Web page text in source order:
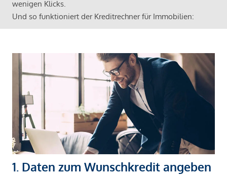
wenigen Klicks.
Und so funktioniert der Kreditrechner für Immobilien:
1. Daten zum Wunschkredit angeben